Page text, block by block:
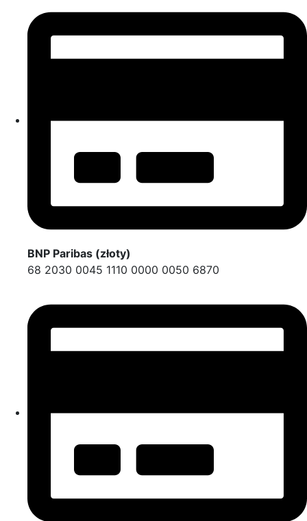
BNP Paribas (złoty)
68 2030 0045 1110 0000 0050 6870